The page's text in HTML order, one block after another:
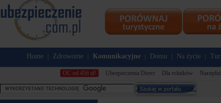
Home Zdrowotne Komunikacyjne Domu Na życie
OC od 456 zł! Ubezpieczenia Direct Dla rolników